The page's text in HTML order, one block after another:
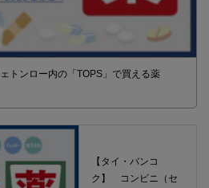
トンロー内の「TOPS」で買える薬
【タイ・バンコ
ク】 コンビニ（セ